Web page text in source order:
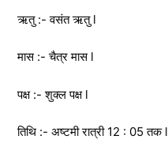
ऋतु :- वसंत ऋतु l
मास :- चैत्र मास l
पक्ष :- शुक्ल पक्ष l
तिथि :- अष्टमी रात्री 12 : 05 तक l